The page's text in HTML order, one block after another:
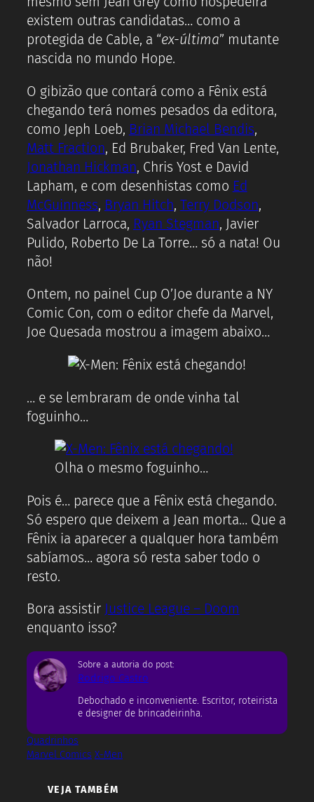
existem outras candidatas… como a
protegida de Cable, a “ex-última” mutante
nascida no mundo Hope.
O gibizão que contará como a Fênix está
chegando terá nomes pesados da editora,
como Jeph Loeb, Brian Michael Bendis,
Matt Fraction, Ed Brubaker, Fred Van Lente,
Jonathan Hickman, Chris Yost e David
Lapham, e com desenhistas como Ed
McGuinness, Bryan Hitch, Terry Dodson,
Salvador Larroca, Ryan Stegman, Javier
Pulido, Roberto De La Torre… só a nata! Ou
não!
Ontem, no painel Cup O’Joe durante a NY
Comic Con, com o editor chefe da Marvel,
Joe Quesada mostrou a imagem abaixo…
… e se lembraram de onde vinha tal
foguinho…
Olha o mesmo foguinho…
Pois é… parece que a Fênix está chegando.
Só espero que deixem a Jean morta… Que a
Fênix ia aparecer a qualquer hora também
sabíamos… agora só resta saber todo o
resto.
Bora assistir Justice League – Doom
enquanto isso?
Sobre a autoria do post:
Rodrigo Castro
Debochado e inconveniente. Escritor, roteirista
e designer de brincadeirinha.
Quadrinhos
Marvel Comics X-Men
VEJA TAMBÉM